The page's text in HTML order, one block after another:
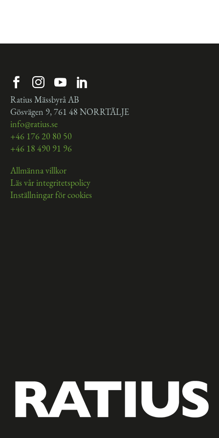
Ratius Mässbyrå AB
Gösvägen 9, 761 48 NORRTÄLJE
info@ratius.se
+46 176 20 80 50
+46 18 490 91 96
Allmänna villkor
Läs vår integritetspolicy
Inställningar för cookies